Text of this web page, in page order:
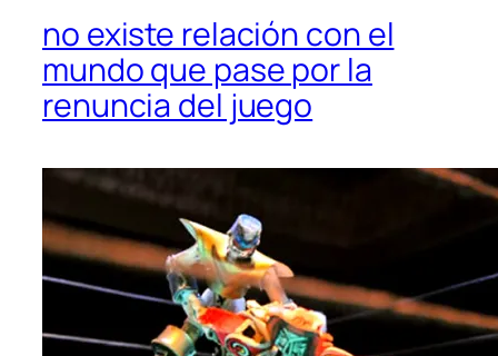
no existe relación con el
mundo que pase por la
renuncia del juego